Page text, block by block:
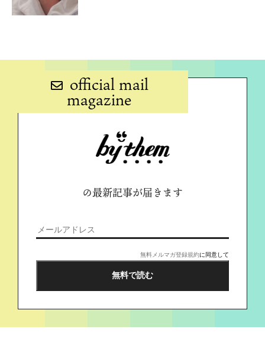
official mail
magazine
の最新記事が届きます
無料メルマガ登録規約に同意して